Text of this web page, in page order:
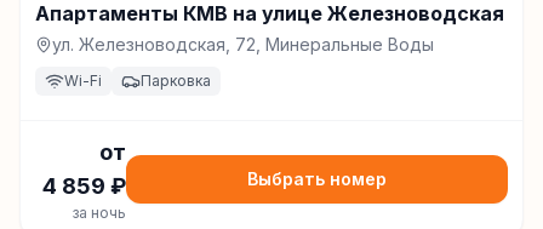
Апартаменты КМВ на улице Железноводская
ул. Железноводская, 72, Минеральные Воды
Wi-Fi Парковка
от
4 859 ₽
за ночь
Выбрать номер